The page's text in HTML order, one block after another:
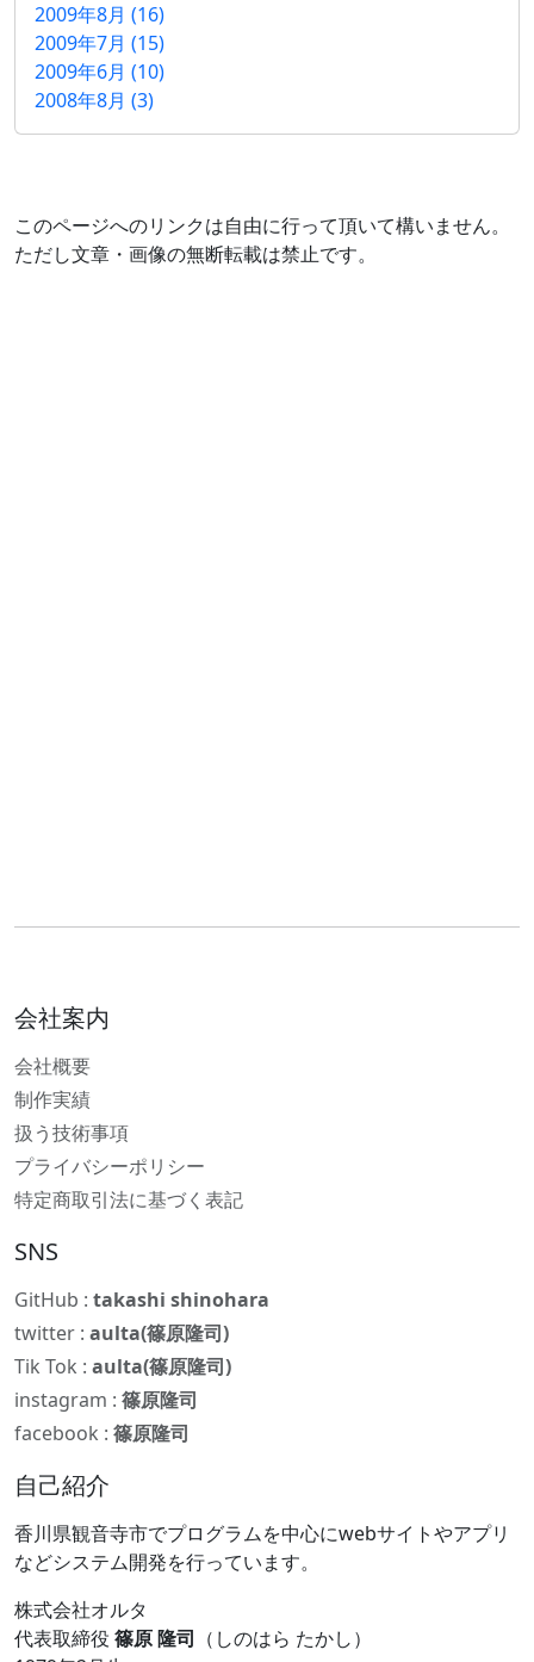
2009年8月 (16)
2009年7月 (15)
2009年6月 (10)
2008年8月 (3)
このページへのリンクは自由に行って頂いて構いません。
ただし文章・画像の無断転載は禁止です。
会社案内
会社概要
制作実績
扱う技術事項
プライバシーポリシー
特定商取引法に基づく表記
SNS
GitHub : takashi shinohara
twitter : aulta(篠原隆司)
Tik Tok : aulta(篠原隆司)
instagram : 篠原隆司
facebook : 篠原隆司
自己紹介
香川県観音寺市でプログラムを中心にwebサイトやアプリ
などシステム開発を行っています。
株式会社オルタ
代表取締役 篠原 隆司 （しのはら たかし）